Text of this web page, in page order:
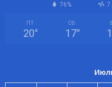
76%
ПТ
20°
СБ
17°